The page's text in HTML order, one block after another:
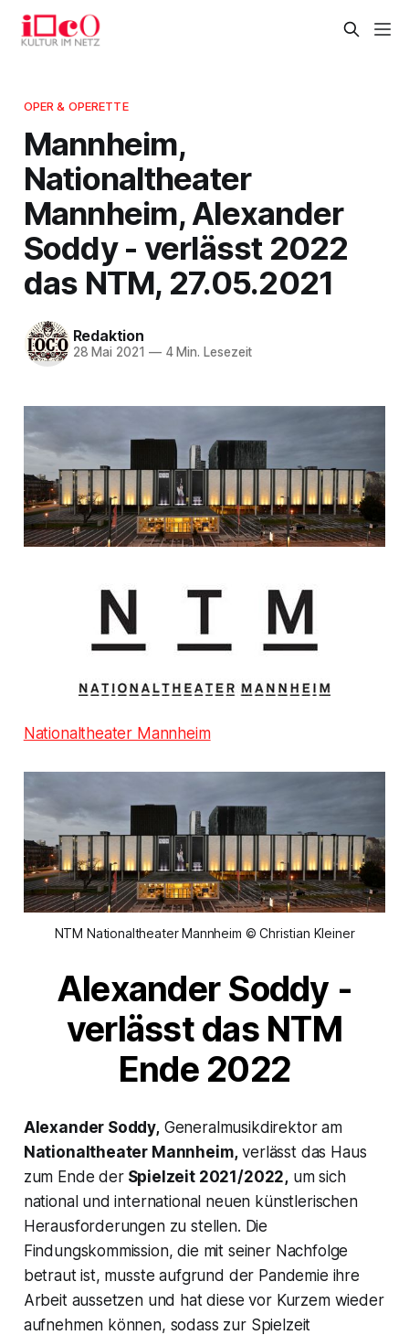
OPER & OPERETTE
Mannheim,
Nationaltheater
Mannheim, Alexander
Soddy - verlässt 2022
das NTM, 27.05.2021
Redaktion
28 Mai 2021 —4 Min. Lesezeit
Nationaltheater Mannheim
NTM Nationaltheater Mannheim © Christian Kleiner
Alexander Soddy -
verlässt das NTM
Ende 2022
Alexander Soddy,Generalmusikdirektor am
Nationaltheater Mannheim,verlässt das Haus
zum Ende derSpielzeit 2021/2022, um sich
national und international neuen künstlerischen
Herausforderungen zu stellen. Die
Findungskommission, die mit seiner Nachfolge
betraut ist, musste aufgrund der Pandemie ihre
Arbeit aussetzen und hat diese vor Kurzem wieder
aufnehmen können, sodass zur Spielzeit